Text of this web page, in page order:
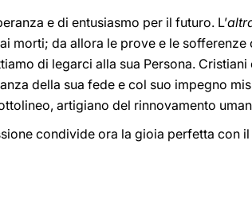
e di entusiasmo per il futuro. L’
morti; da allora le prove e le sofferenze
di legarci alla sua Persona. Cristiani
della sua fede e col suo impegno
artigiano del rinnovamento
condivide ora la gioia perfetta con